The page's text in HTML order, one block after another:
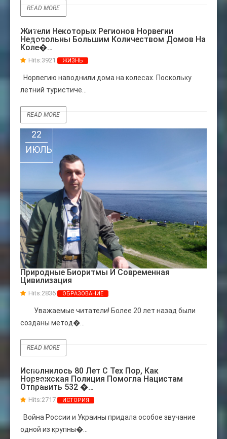
READ MORE
Жители Некоторых Регионов Норвегии
Недовольны Большим Количеством Домов На
Коле�…
Hits:3921 ЖИЗНЬ
Норвегию наводнили дома на колесах. Поскольку
летний туристиче...
01
АВГ
READ MORE
Природные Биоритмы И Современная
Цивилизация
Hits:2836 ОБРАЗОВАНИЕ
Уважаемые читатели! Более 20 лет назад были
созданы метод�...
22
ИЮЛЬ
READ MORE
Исполнилось 80 Лет С Тех Пор, Как
Норвежская Полиция Помогла Нацистам
Отправить 532 �…
Hits:2717 ИСТОРИЯ
Война России и Украины придала особое звучание
одной из крупны�...
28
НОЯБ